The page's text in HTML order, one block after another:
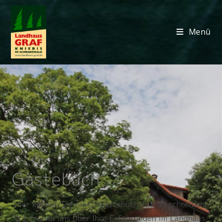
Menü
Gästebuch
Hier können Sie einen Gästebucheintrag schreiben.
Wir freuen uns über Ihre Erfahrungen im Landhaus